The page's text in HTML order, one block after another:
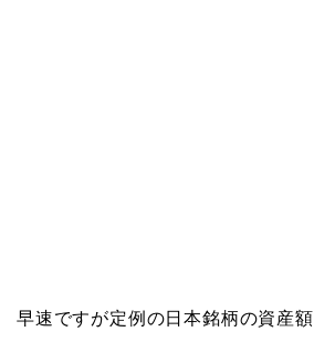
早速ですが定例の日本銘柄の資産額